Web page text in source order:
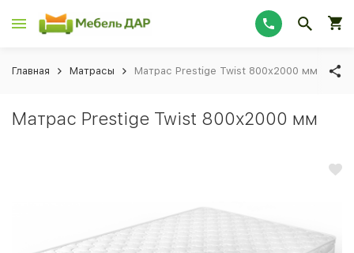
Главная Матрасы Матрас Prestige Twist 800х2000 мм
Матрас Prestige Twist 800х2000 мм